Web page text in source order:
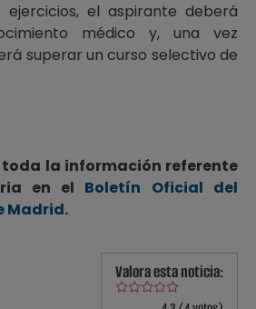
el aspirante deberá
médico y, una vez
superar un curso selectivo de
toda la información referente
en el Boletín Oficial del
Madrid.
Valora esta noticia: